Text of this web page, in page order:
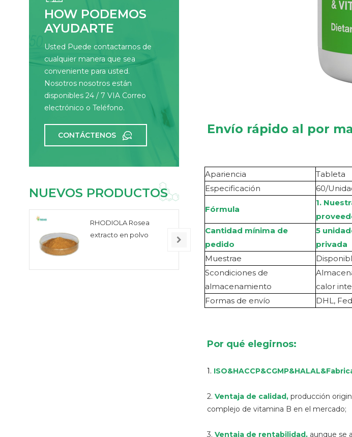
Envío rápido al por
Apariencia
Tableta
Especificación
60/
Fórmula
1.
Cantidad mínima de
pedido
5
privada
Muestrae
Scondiciones de
almacenamiento
calor
Formas de envío
DHL,
Por qué elegirnos:
1. ISO&HACCP&CGMP&HALAL&
2. Ventaja de calidad , producción
complejo de vitamina B en el mercado;
3.Ventaja de rentabilidad, aunque se
HOW PODEMOS
AYUDARTE
Usted Puede contactarnos de
cualquier manera que sea
conveniente para usted.
Nosotros nosotros están
disponibles 24 / 7 VIA Correo
electrónico o Teléfono.
CONTÁCTENOS
NUEVOS PRODUCTOS
RHODIOLA Rosea
extracto en polvo